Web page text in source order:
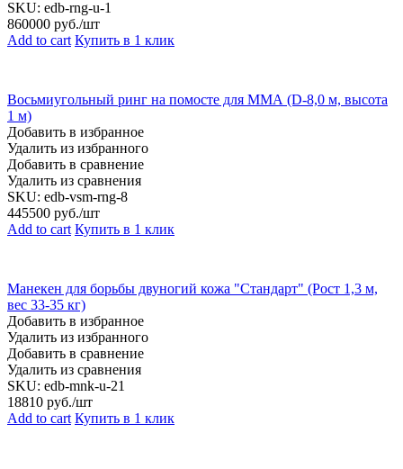
SKU: edb-rng-u-1
860000 руб./шт
Add to cart Купить в 1 клик
Восьмиугольный ринг на помосте для ММА (D-8,0 м, высота
1 м)
Добавить в избранное
Удалить из избранного
Добавить в сравнение
Удалить из сравнения
SKU: edb-vsm-rng-8
445500 руб./шт
Add to cart Купить в 1 клик
Манекен для борьбы двуногий кожа "Стандарт" (Рост 1,3 м,
вес 33-35 кг)
Добавить в избранное
Удалить из избранного
Добавить в сравнение
Удалить из сравнения
SKU: edb-mnk-u-21
18810 руб./шт
Add to cart Купить в 1 клик